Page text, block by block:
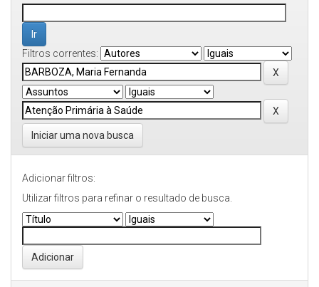
Filtros correntes:
Iniciar uma nova busca
Adicionar filtros:
Utilizar filtros para refinar o resultado de busca.